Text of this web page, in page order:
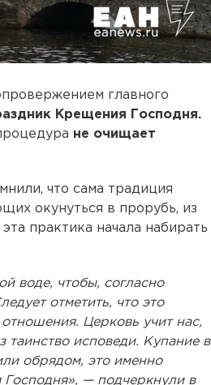
главного
Крещения Господня.
не очищает
что сама традиция
окунуться в прорубь, из
практика начала набирать
воде, чтобы, согласно
отметить, что это
Церковь учит нас,
таинство исповеди. Купание в
обрядом, это именно
— подчеркнули в